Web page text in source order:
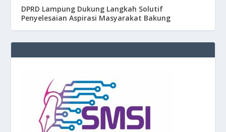
DPRD Lampung Dukung Langkah Solutif
Penyelesaian Aspirasi Masyarakat Bakung